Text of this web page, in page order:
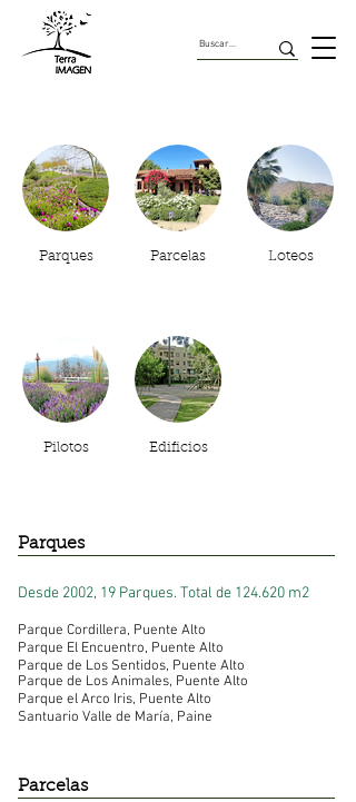
Parques Parcelas Loteos
Pilotos Edificios
Parques
Desde 2002, 19 Parques. Total de 124.620 m2
Parque Cordillera, Puente Alto
Parque El Encuentro, Puente Alto
Parque de Los Sentidos, Puente Alto
Parque de Los Animales, Puente Alto
Parque el Arco Iris, Puente Alto
Santuario Valle de María, Paine
Parcelas